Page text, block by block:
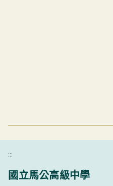
:::
國立馬公高級中學